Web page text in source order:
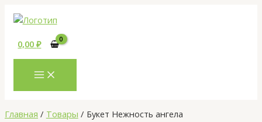
содержимому
0,00₽
Главная Товары Букет Нежность ангела
товара
Нежность
ангела